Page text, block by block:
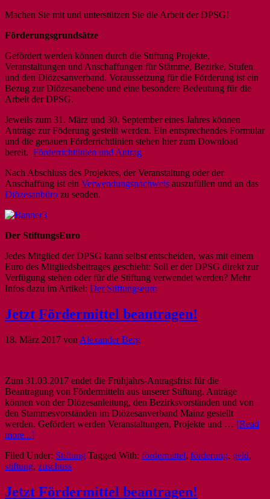
Machen Sie mit und unterstützen Sie die Arbeit der DPSG!
Förderungsgrundsätze
Gefördert werden können durch die Stiftung Projekte,
Veranstaltungen und Anschaffungen für Stämme, Bezirke, Stufen
und den Diözesanverband. Voraussetzung für die Förderung ist ein
Bezug zur Diözesanebene und eine besondere Bedeutung für die
Arbeit der DPSG.
Jeweils zum 31. März und 30. September eines Jahres können
Anträge zur Föderung gestellt werden. Ein entsprechendes Formular
und die genauen Förderrichtlinien stehen hier zum Download
bereit. Förderrichtlinien und Antrag
Nach Abschluss des Projektes, der Veranstaltung oder der
Anschaffung ist ein Verwendungsnachweis auszufüllen und an das
Diözesanbüro zu senden.
Der StiftungsEuro
Jedes Mitglied der DPSG kann selbst entscheiden, was mit einem
Euro des Mitgliedsbeitrages geschieht: Soll er der DPSG direkt zur
Verfügung stehen oder für die Stiftung verwendet werden? Mehr
Infos dazu im Artikel: Der Stiftungseuro
Jetzt Fördermittel beantragen!
18. März 2017 von Alexander Berg
Zum 31.03.2017 endet die Frühjahrs-Antragsfrist für die
Beantragung von Fördermitteln aus unserer Stiftung. Anträge
können von der Diözesanleitung, den Bezirksvorständen und von
den Stammesvorständen im Diözesanverband Mainz gestellt
werden. Gefördert werden Veranstaltungen, Projekte und … [Read
more...]
Filed Under: Stiftung Tagged With: fördermittel, förderung, geld,
stiftung, zuschuss
Jetzt Fördermittel beantragen!